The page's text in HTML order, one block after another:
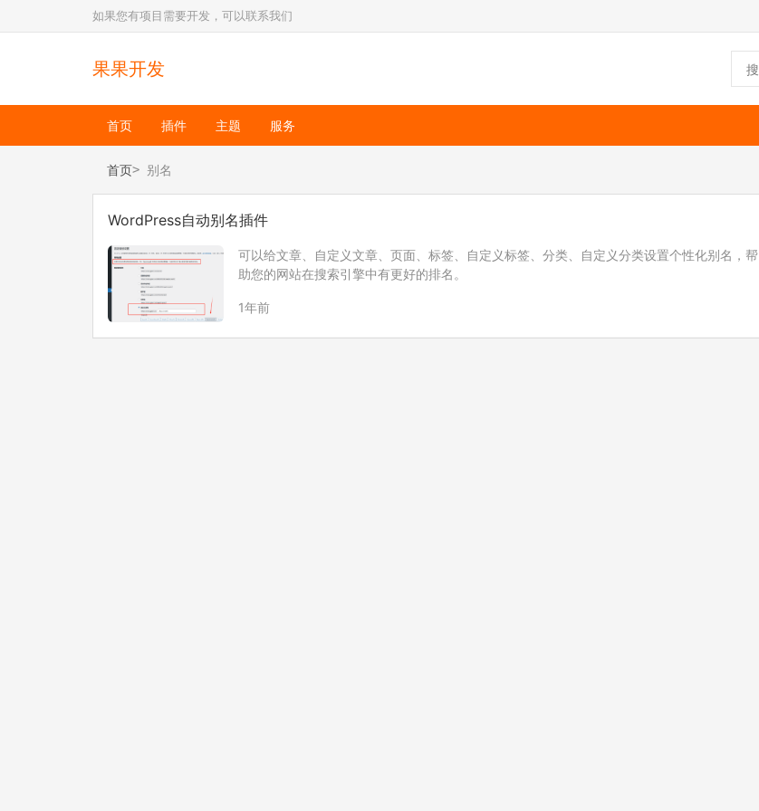
如果您有项目需要开发，可以联系我们
果果开发
首页 插件 主题 服务
首页 别名
WordPress自动别名插件
可以给文章、自定义文章、页面、标签、自定义标签、分类、自定义分类设置个性化别名，帮
助您的网站在搜索引擎中有更好的排名。
1年前